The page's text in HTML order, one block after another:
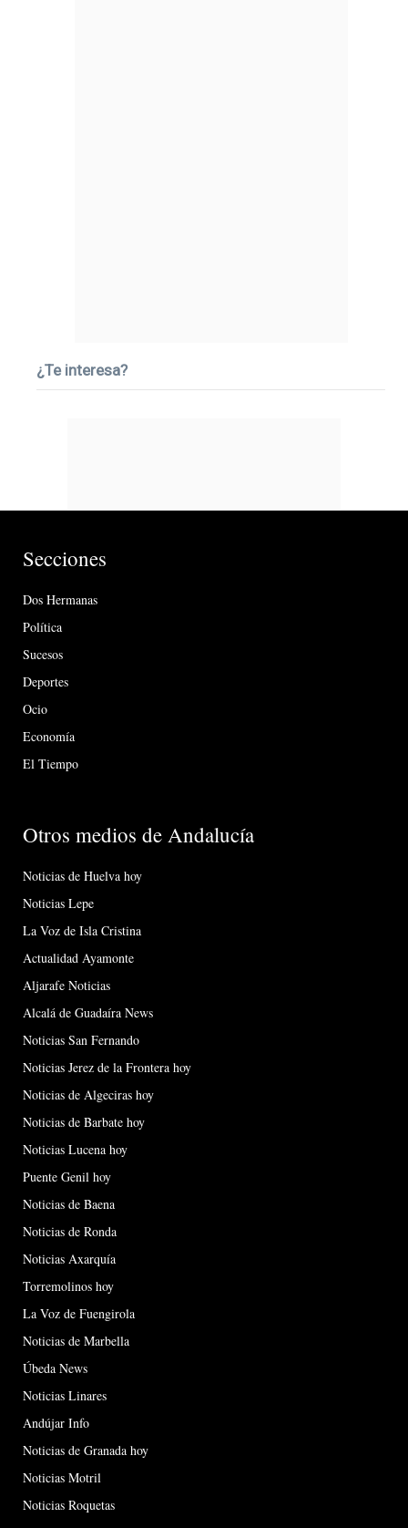
¿Te interesa?
Secciones
Dos Hermanas
Política
Sucesos
Deportes
Ocio
Economía
El Tiempo
Otros medios de Andalucía
Noticias de Huelva hoy
Noticias Lepe
La Voz de Isla Cristina
Actualidad Ayamonte
Aljarafe Noticias
Alcalá de Guadaíra News
Noticias San Fernando
Noticias Jerez de la Frontera hoy
Noticias de Algeciras hoy
Noticias de Barbate hoy
Noticias Lucena hoy
Puente Genil hoy
Noticias de Baena
Noticias de Ronda
Noticias Axarquía
Torremolinos hoy
La Voz de Fuengirola
Noticias de Marbella
Úbeda News
Noticias Linares
Andújar Info
Noticias de Granada hoy
Noticias Motril
Noticias Roquetas